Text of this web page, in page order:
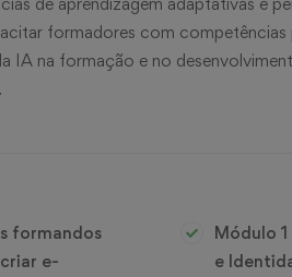
formadores com
IA na formação e no
formandos
e-
Módulo
e